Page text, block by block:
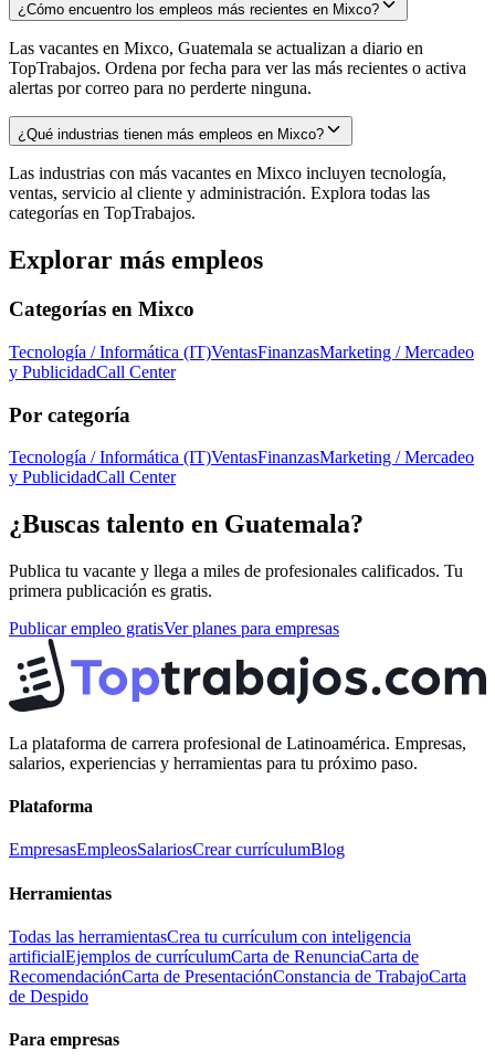
¿Cómo encuentro los empleos más recientes en Mixco?
Las vacantes en Mixco, Guatemala se actualizan a diario en
TopTrabajos. Ordena por fecha para ver las más recientes o activa
alertas por correo para no perderte ninguna.
¿Qué industrias tienen más empleos en Mixco?
Las industrias con más vacantes en Mixco incluyen tecnología,
ventas, servicio al cliente y administración. Explora todas las
categorías en TopTrabajos.
Explorar más empleos
Categorías en Mixco
Tecnología / Informática (IT)VentasFinanzasMarketing / Mercadeo
y PublicidadCall Center
Por categoría
Tecnología / Informática (IT)VentasFinanzasMarketing / Mercadeo
y PublicidadCall Center
¿Buscas talento en Guatemala?
Publica tu vacante y llega a miles de profesionales calificados. Tu
primera publicación es gratis.
Publicar empleo gratisVer planes para empresas
La plataforma de carrera profesional de Latinoamérica. Empresas,
salarios, experiencias y herramientas para tu próximo paso.
Plataforma
EmpresasEmpleosSalariosCrear currículumBlog
Herramientas
Todas las herramientasCrea tu currículum con inteligencia
artificialEjemplos de currículumCarta de RenunciaCarta de
RecomendaciónCarta de PresentaciónConstancia de TrabajoCarta
de Despido
Para empresas